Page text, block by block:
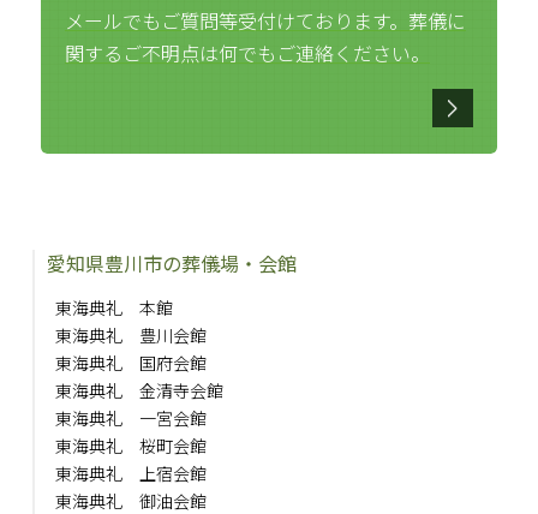
メールでもご質問等受付けております。葬儀に
関するご不明点は何でもご連絡ください。
愛知県豊川市の葬儀場・会館
東海典礼 本館
東海典礼 豊川会館
東海典礼 国府会館
東海典礼 金清寺会館
東海典礼 一宮会館
東海典礼 桜町会館
東海典礼 上宿会館
東海典礼 御油会館